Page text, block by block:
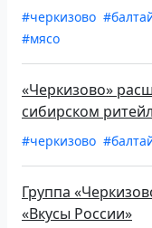
#черкизово
#мясо
«Черкизово»
сибирском
#черкизово
Группа
«Вкусы России»